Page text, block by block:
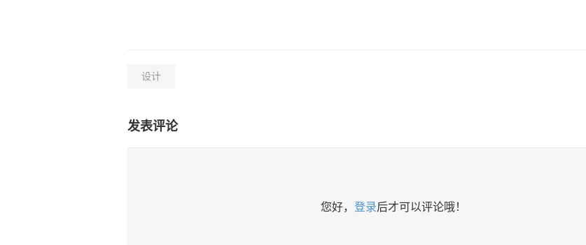
设计
发表评论
您好， 登录后才可以评论哦！